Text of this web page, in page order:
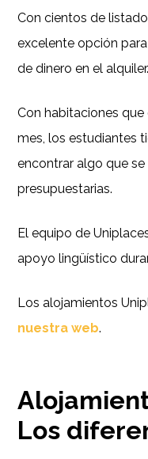
Con cientos de
excelente opción
de dinero en el alquiler.
Con habitaciones
mes, los estudiantes
encontrar algo que
presupuestarias.
El equipo de
apoyo lingüístico
Los alojamientos
nuestra web.
Los